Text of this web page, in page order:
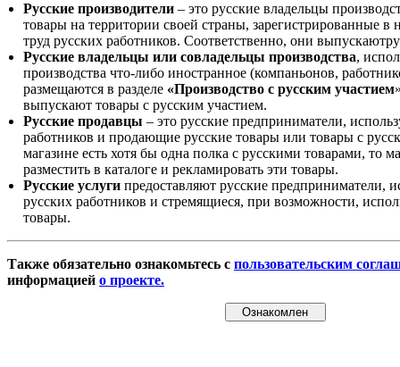
Русские производители – это русские владельцы
товары на территории своей страны, зарегистрированные
труд русских работников. Соответственно, они
Русские владельцы или совладельцы производства,
производства что-либо иностранное (компаньонов,
размещаются в разделе «Производство с русским участием
выпускают товары с русским участием.
Русские продавцы – это русские предприниматели,
работников и продающие русские товары или товары с
магазине есть хотя бы одна полка с русскими товарами, то
разместить в каталоге и рекламировать эти товары.
Русские услуги предоставляют русские предприниматели,
русских работников и стремящиеся, при возможности,
товары.
Также обязательно ознакомьтесь с пользовательским
информацией о проекте.
Ознакомлен